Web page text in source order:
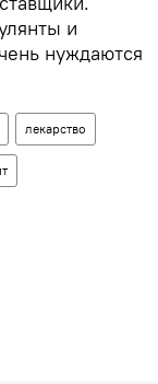
и
нуждаются
лекарство